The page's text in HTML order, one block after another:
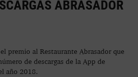
ABRASADOR
premio al Restaurante Abrasador que
de descargas de la App de
año 2018.